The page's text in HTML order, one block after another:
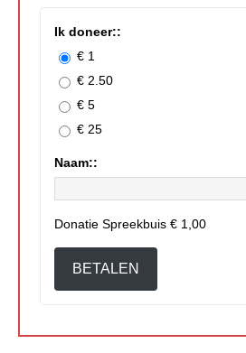
Ik doneer::
€ 1
€ 2.50
€ 5
€ 25
Naam::
Donatie Spreekbuis € 1,00
BETALEN